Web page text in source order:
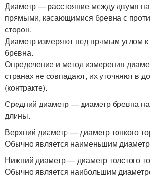
Диаметр — расстояние между двумя
прямыми, касающимися бревна с
сторон.
Диаметр измеряют под прямым углом к
бревна.
Определение и метод измерения
странах не совпадают, их уточняют в
(контракте).
Средний диаметр — диаметр бревна
длины.
Верхний диаметр — диаметр тонкого
Обычно является наименьшим
Нижний диаметр — диаметр толстого
Обычно является наибольшим